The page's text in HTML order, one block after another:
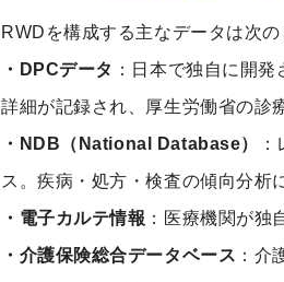
RWDを構成する主なデータは次の
・DPCデータ ：日本で独自に開
詳細が記録され、厚生労働省の診
・NDB（National Database）
ス。疾病・処方・検査の傾向分析
・電子カルテ情報 ：医療機関が独
・介護保険総合データベース ：介